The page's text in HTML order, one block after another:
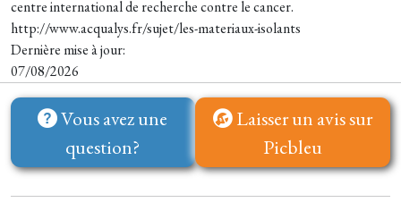
centre international de recherche contre le cancer.
http://www.acqualys.fr/sujet/les-materiaux-isolants
Dernière mise à jour:
07/08/2026
Vous avez une
question?
Laisser un avis sur
Picbleu